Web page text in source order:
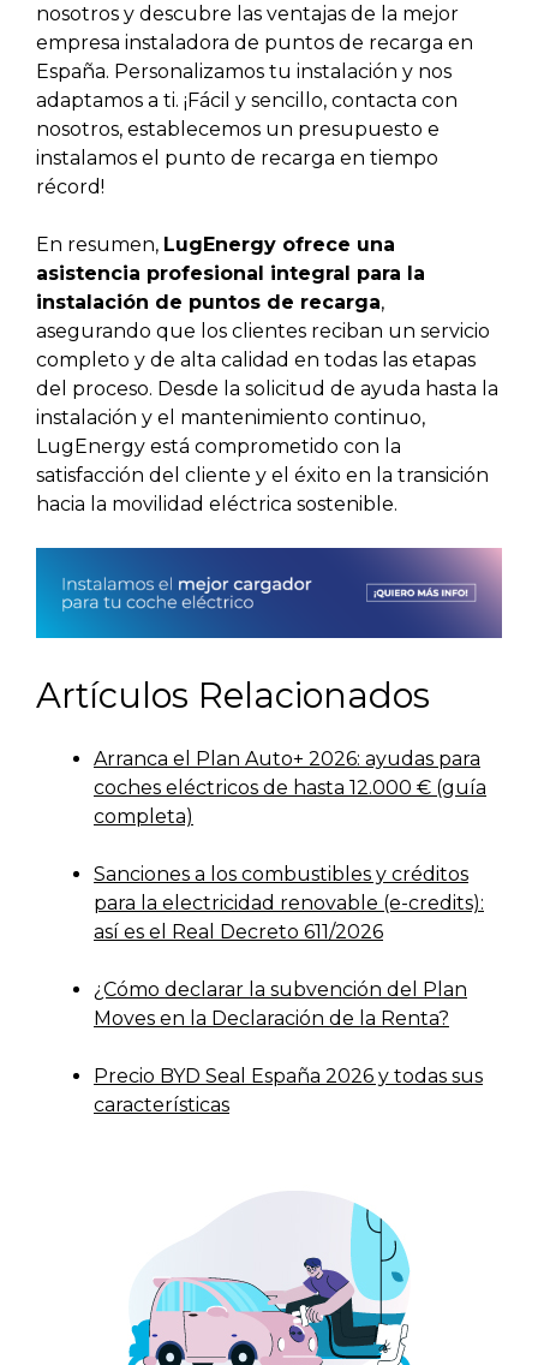
nosotros y descubre las ventajas de la mejor
empresa instaladora de puntos de recarga en
España. Personalizamos tu instalación y nos
adaptamos a ti. ¡Fácil y sencillo, contacta con
nosotros, establecemos un presupuesto e
instalamos el punto de recarga en tiempo
récord!
En resumen, LugEnergy ofrece una
asistencia profesional integral para la
instalación de puntos de recarga,
asegurando que los clientes reciban un servicio
completo y de alta calidad en todas las etapas
del proceso. Desde la solicitud de ayuda hasta la
instalación y el mantenimiento continuo,
LugEnergy está comprometido con la
satisfacción del cliente y el éxito en la transición
hacia la movilidad eléctrica sostenible.
Artículos Relacionados
Arranca el Plan Auto+ 2026: ayudas para
coches eléctricos de hasta 12.000 € (guía
completa)
Sanciones a los combustibles y créditos
para la electricidad renovable (e-credits):
así es el Real Decreto 611/2026
¿Cómo declarar la subvención del Plan
Moves en la Declaración de la Renta?
Precio BYD Seal España 2026 y todas sus
características